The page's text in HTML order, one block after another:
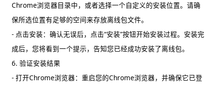
Chrome浏览器目录中，或者选择一个自定义的安装位置。请确
保所选位置有足够的空间来存放离线包文件。
- 点击安装：确认无误后，点击“安装”按钮开始安装过程。安装完
成后，您将看到一个提示，告知您已经成功安装了离线包。
6. 验证安装结果
- 打开Chrome浏览器：重启您的Chrome浏览器，并确保它已登